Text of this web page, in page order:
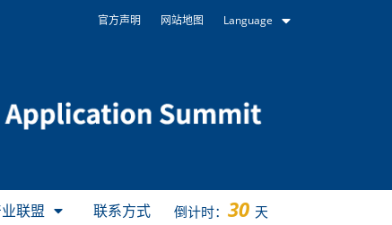
官方声明 网站地图 Language
联盟 联系方式 倒计时： 30 天